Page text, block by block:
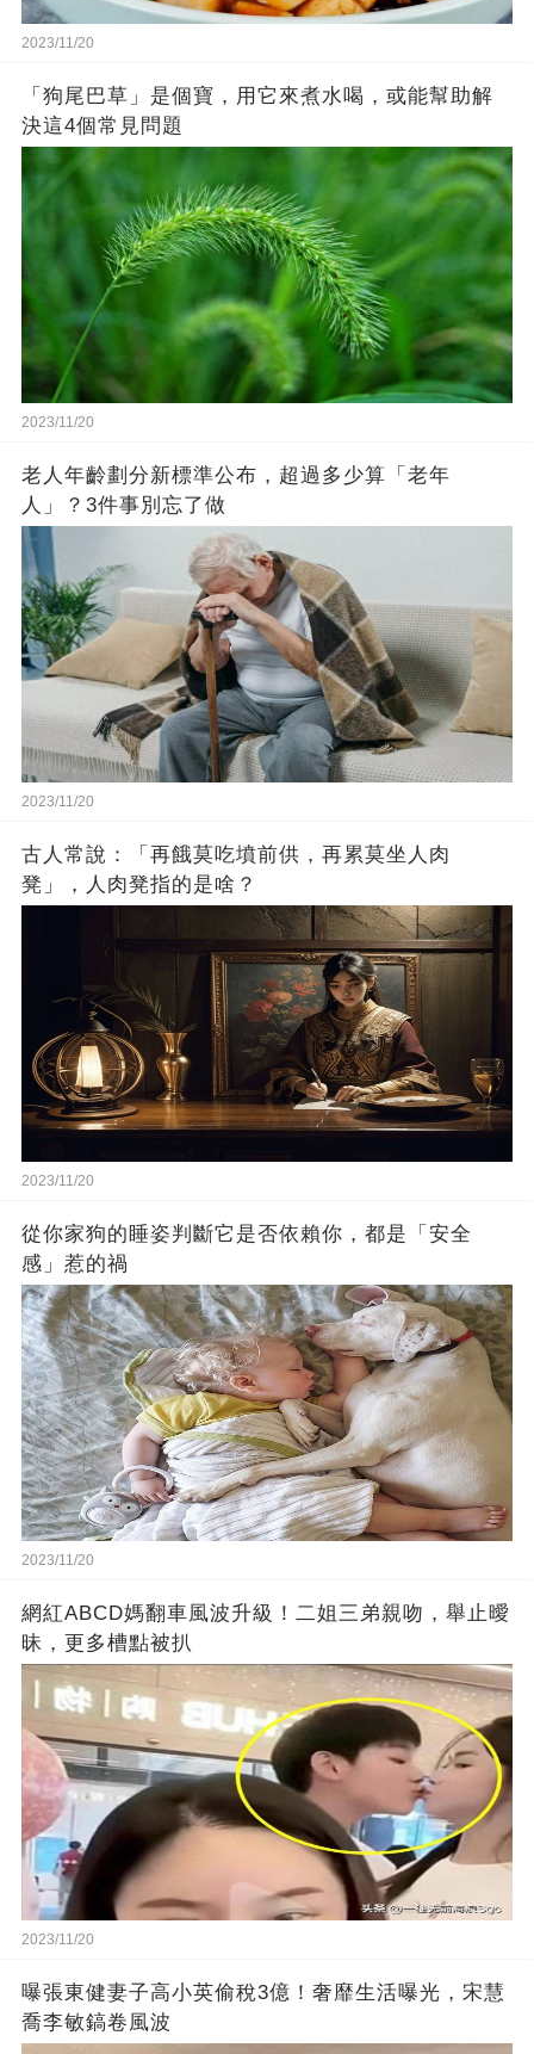
2023/11/20
「狗尾巴草」是個寶，用它來煮水喝，或能幫助解
決這4個常見問題
2023/11/20
老人年齡劃分新標準公布，超過多少算「老年
人」？3件事別忘了做
2023/11/20
古人常說：「再餓莫吃墳前供，再累莫坐人肉
凳」，人肉凳指的是啥？
2023/11/20
從你家狗的睡姿判斷它是否依賴你，都是「安全
感」惹的禍
2023/11/20
網紅ABCD媽翻車風波升級！二姐三弟親吻，舉止曖
昧，更多槽點被扒
2023/11/20
曝張東健妻子高小英偷稅3億！奢靡生活曝光，宋慧
喬李敏鎬卷風波